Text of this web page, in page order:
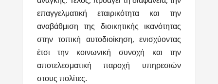
επαγγελματική εταιρικότητα και την
αναβάθμιση της διοικητικής ικανότητας
στην τοπική αυτοδιοίκηση, ενισχύοντας
έτσι την κοινωνική συνοχή και την
αποτελεσματική παροχή υπηρεσιών
στους πολίτες.